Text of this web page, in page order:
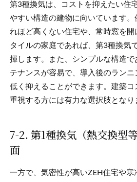
第3種換気は、コストを抑えたい住
やすい構造の建物に向いています。
れほど高くない住宅や、常時窓を開
タイルの家庭であれば、第3種換気
揮します。また、シンプルな構造で
テナンスが容易で、導入後のランニ
低く抑えることができます。建築コ
重視する方には有力な選択肢となり
7-2. 第1種換気（熱交換型
面
一方で、気密性が高いZEH住宅や